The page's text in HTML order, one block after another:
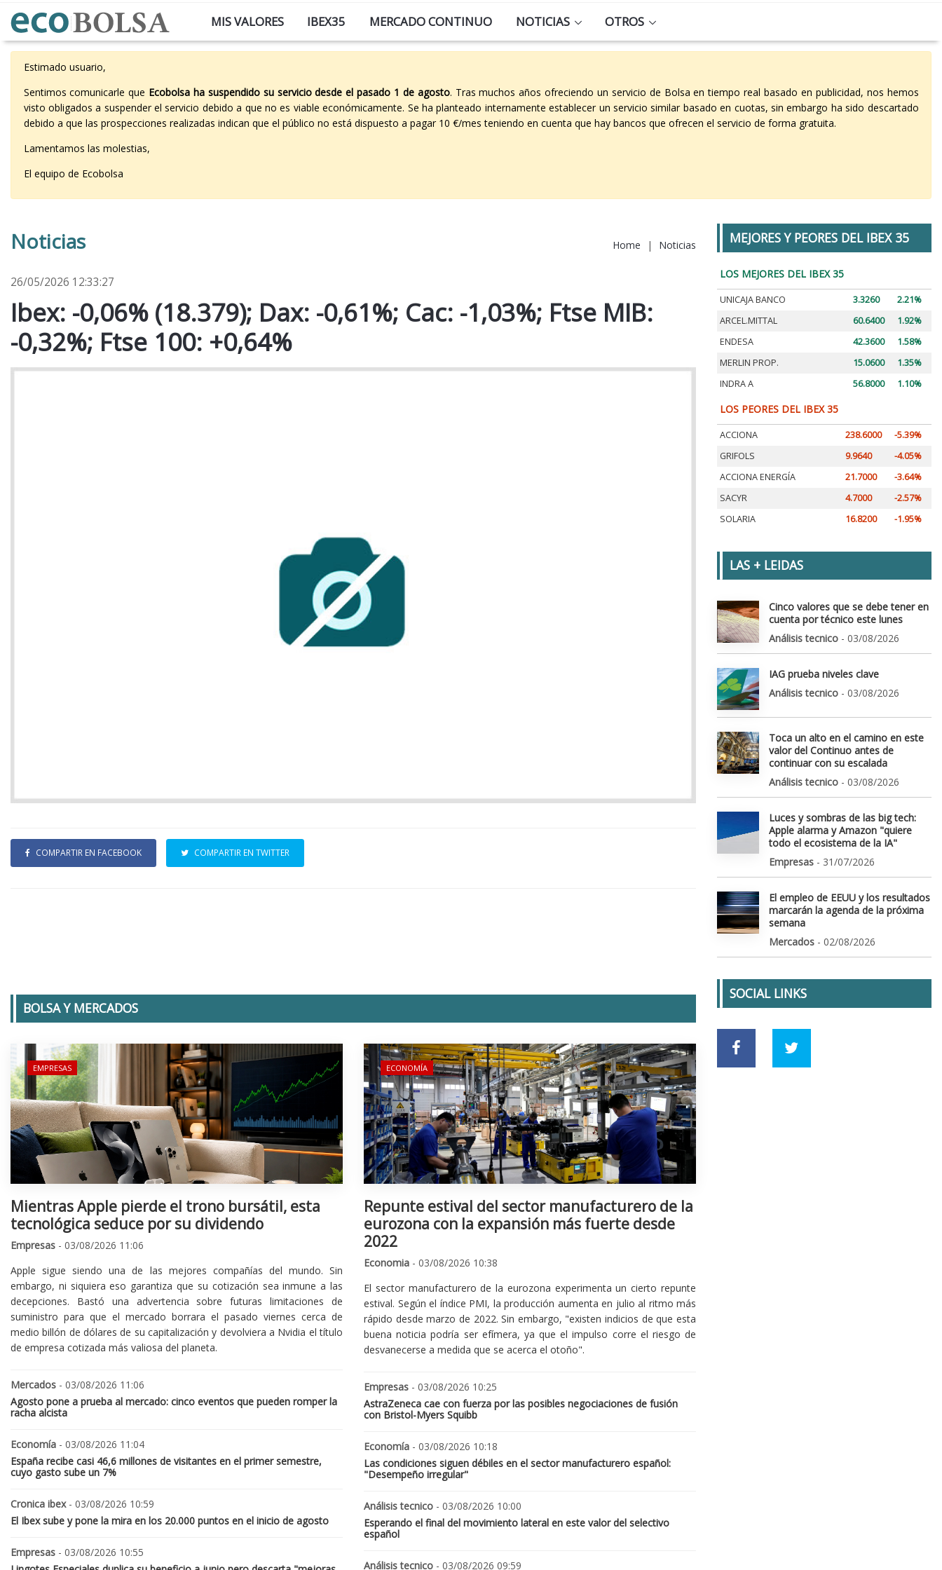
MIS VALORES IBEX35 MERCADO CONTINUO NOTICIAS OTROS
Estimado usuario,
Sentimos comunicarle que Ecobolsa ha suspendido su servicio desde el pasado 1 de agosto. Tras muchos años ofreciendo un servicio de Bolsa en tiempo real basado en publicidad, nos hemos
visto obligados a suspender el servicio debido a que no es viable económicamente. Se ha planteado internamente establecer un servicio similar basado en cuotas, sin embargo ha sido descartado
debido a que las prospecciones realizadas indican que el público no está dispuesto a pagar 10 €/mes teniendo en cuenta que hay bancos que ofrecen el servicio de forma gratuita.
Lamentamos las molestias,
El equipo de Ecobolsa
Noticias Home | Noticias
26/05/2026 12:33:27
Ibex: -0,06% (18.379); Dax: -0,61%; Cac: -1,03%; Ftse MIB:
-0,32%; Ftse 100: +0,64%
COMPARTIR EN FACEBOOK COMPARTIR EN TWITTER
BOLSA Y MERCADOS
EMPRESAS
Mientras Apple pierde el trono bursátil, esta
tecnológica seduce por su dividendo
Empresas - 03/08/2026 11:06
Apple sigue siendo una de las mejores compañías del mundo. Sin
embargo, ni siquiera eso garantiza que su cotización sea inmune a las
decepciones. Bastó una advertencia sobre futuras limitaciones de
suministro para que el mercado borrara el pasado viernes cerca de
medio billón de dólares de su capitalización y devolviera a Nvidia el título
de empresa cotizada más valiosa del planeta.
Mercados - 03/08/2026 11:06
Agosto pone a prueba al mercado: cinco eventos que pueden romper la
racha alcista
Economía - 03/08/2026 11:04
España recibe casi 46,6 millones de visitantes en el primer semestre,
cuyo gasto sube un 7%
Cronica ibex- 03/08/2026 10:59
El Ibex sube y pone la mira en los 20.000 puntos en el inicio de agosto
Empresas - 03/08/2026 10:55
ECONOMÍA
Repunte estival del sector manufacturero de la
eurozona con la expansión más fuerte desde
2022
Economia - 03/08/2026 10:38
El sector manufacturero de la eurozona experimenta un cierto repunte
estival. Según el índice PMI, la producción aumenta en julio al ritmo más
rápido desde marzo de 2022. Sin embargo, "existen indicios de que esta
buena noticia podría ser efímera, ya que el impulso corre el riesgo de
desvanecerse a medida que se acerca el otoño".
Empresas - 03/08/2026 10:25
AstraZeneca cae con fuerza por las posibles negociaciones de fusión
con Bristol-Myers Squibb
Economía - 03/08/2026 10:18
Las condiciones siguen débiles en el sector manufacturero español:
"Desempeño irregular"
Análisis tecnico - 03/08/2026 10:00
Esperando el final del movimiento lateral en este valor del selectivo
español
Análisis tecnico - 03/08/2026 09:59
MEJORES Y PEORES DEL IBEX 35
LOS MEJORES DEL IBEX 35
UNICAJA BANCO 3.3260
2.21%
ARCEL.MITTAL
60.6400
1.92%
ENDESA
42.3600
1.58%
MERLIN PROP.
15.0600
1.35%
INDRA A
56.8000 1.10%
LOS PEORES DEL IBEX 35
ACCIONA 238.6000
-5.39%
GRIFOLS
9.9640
-4.05%
ACCIONA ENERGÍA
21.7000
-3.64%
SACYR
4.7000
-2.57%
SOLARIA
16.8200 -1.95%
LAS + LEIDAS
Cinco valores que se debe tener en
cuenta por técnico este lunes
Análisis tecnico - 03/08/2026
IAG prueba niveles clave
Análisis tecnico - 03/08/2026
Toca un alto en el camino en este
valor del Continuo antes de
continuar con su escalada
Análisis tecnico - 03/08/2026
Luces y sombras de las big tech:
Apple alarma y Amazon "quiere
todo el ecosistema de la IA"
Empresas - 31/07/2026
El empleo de EEUU y los resultados
marcarán la agenda de la próxima
semana
Mercados - 02/08/2026
SOCIAL LINKS